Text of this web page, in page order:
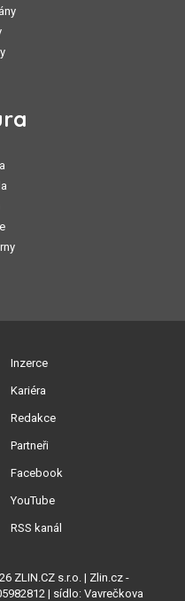
Inzerce
Kariéra
Redakce
Partneři
Facebook
YouTube
RSS kanál
ZLIN.CZ s.r.o. | Zlin.cz -
| sídlo: Vavrečkova